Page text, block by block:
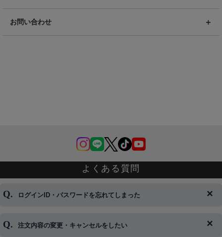
お問い合わせ
よくある質問
ログインID・パスワードを忘れてしまった
◆下記ページより、ログインIDの変更が可能です。
注文内容の変更・キャンセルをしたい